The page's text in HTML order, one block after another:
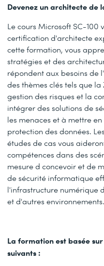
Devenez un architecte de
Le cours Microsoft SC-
certification d'architecte
cette formation, vous
stratégies et des
répondent aux besoins de
des thèmes clés tels que
gestion des risques et la
intégrer des solutions de
les menaces et à mettre
protection des données.
études de cas vous
compétences dans des
mesure d concevoir et de
de sécurité informatique
l'infrastructure numérique
et d'autres environnements.
La formation est basée
suivants :